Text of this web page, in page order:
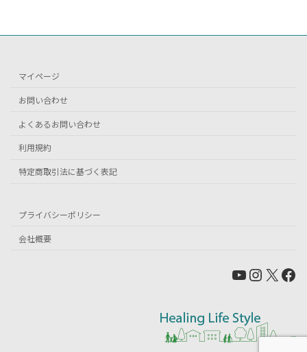
マイページ
お問い合わせ
よくあるお問い合わせ
利用規約
特定商取引法に基づく表記
プライバシーポリシー
会社概要